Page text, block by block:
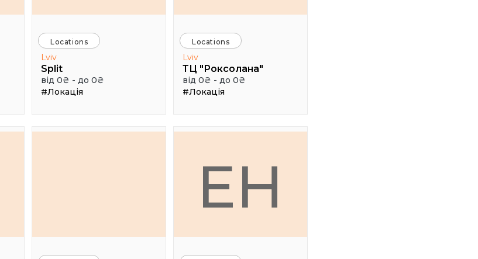
Locations
Lviv
Split
від 0₴ - до 0₴
#Локація
Locations
Lviv
ТЦ "Роксолана"
від 0₴ - до 0₴
#Локація
EH